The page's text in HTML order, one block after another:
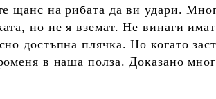
щанс на рибата да ви удари.
но не я вземат. Не винаги
достъпна плячка. Но когато
в наша полза. Доказано